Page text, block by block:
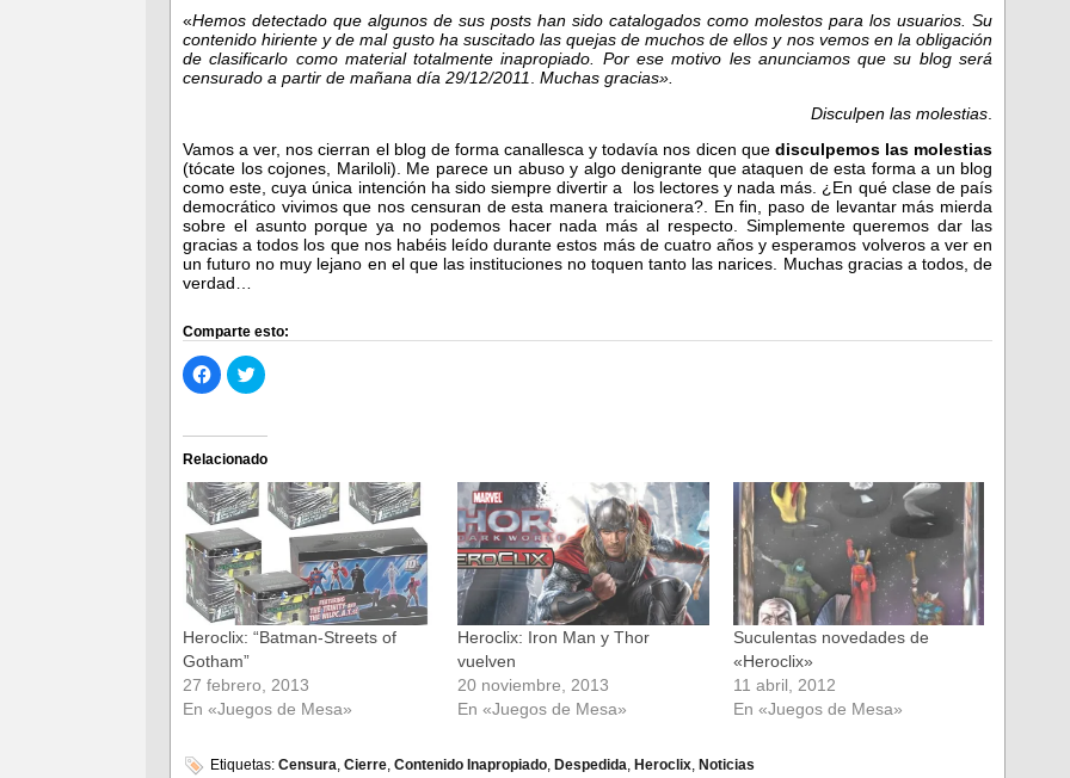
«Hemos detectado que algunos de sus posts han sido catalogados como molestos para los usuarios. Su
contenido hiriente y de mal gusto ha suscitado las quejas de muchos de ellos y nos vemos en la obligación
de clasificarlo como material totalmente inapropiado. Por ese motivo les anunciamos que su blog será
censurado a partir de mañana día 29/12/2011
Muchas gracias».
Disculpen las molestias
Vamos a ver, nos cierran el blog de forma canallesca y todavía nos dicen que disculpemos las molestias
(tócate los cojones, Mariloli). Me parece un abuso y algo denigrante que ataquen de esta forma a un blog
como este, cuya única intención ha sido siempre divertir a los lectores y nada más. ¿En qué clase de país
democrático vivimos que nos censuran de esta manera traicionera?. En fin, paso de levantar más mierda
sobre el asunto porque ya no podemos hacer nada más al respecto. Simplemente queremos dar las
gracias a todos los que nos habéis leído durante estos más de cuatro años y esperamos volveros a ver en
un futuro no muy lejano en el que las instituciones no toquen tanto las narices. Muchas gracias a todos, de
verdad…
Comparte esto:
Haz
clic
para
Facebook
(Se
abre
en
una
ventana
nueva)
Haz
clic
Twitter
(Se
abre
en
una
ventana
nueva)
Relacionado
Heroclix: “Batman-Streets of
Gotham”
27 febrero, 2013
En «Juegos de Mesa»
Heroclix: Iron Man y Thor
vuelven
20 noviembre, 2013
En «Juegos de Mesa»
Suculentas novedades de
«Heroclix»
11 abril, 2012
En «Juegos de Mesa»
Etiquetas: Censura, Cierre, Contenido Inapropiado, Despedida, Heroclix, Noticias